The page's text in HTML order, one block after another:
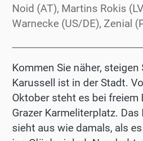
Noid (AT), Martins Rokis
Warnecke (US/DE), Zenial
Kommen Sie näher, steigen
Karussell ist in der Stadt.
Oktober steht es bei freiem
Grazer Karmeliterplatz. Das
sieht aus wie damals, als